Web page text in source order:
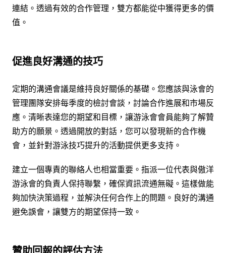
連結。透過有效的合作管理，雙方都能從中獲得更多的價
值。
促進良好溝通的技巧
定期的溝通會議是維持良好關係的基礎。您應該與泳會的
管理團隊安排每季度的檢討會談，討論合作進展和市場反
應。清晰表達您的期望和目標，讓游泳會會員能夠了解贊
助方的願景。透過開放的對話，您可以發現新的合作機
會，並針對游泳技巧提升的活動提供更多支持。
建立一個專責的聯絡人也相當重要。指派一位代表與傲洋
游泳會的負責人保持聯繫，確保資訊流通無礙。這樣做能
夠加快決策過程，並解決任何合作上的問題。良好的溝通
避免誤會，讓雙方的期望保持一致。